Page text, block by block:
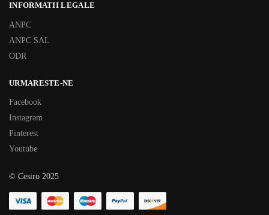
INFORMATII LEGALE
ANPC
ANPC SAL
ODR
URMARESTE-NE
Facebook
Instagram
Pinterest
Youtube
© Cesiro 2025